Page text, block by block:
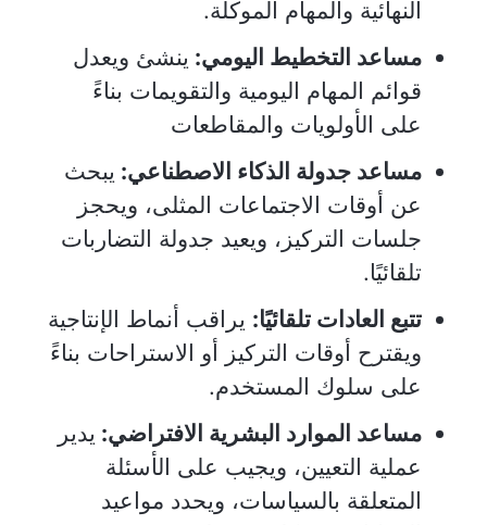
النهائية والمهام الموكلة.
مساعد التخطيط اليومي: ينشئ ويعدل
قوائم المهام اليومية والتقويمات بناءً
على الأولويات والمقاطعات
مساعد جدولة الذكاء الاصطناعي: يبحث
عن أوقات الاجتماعات المثلى، ويحجز
جلسات التركيز، ويعيد جدولة التضاربات
تلقائيًا.
تتبع العادات تلقائيًا: يراقب أنماط الإنتاجية
ويقترح أوقات التركيز أو الاستراحات بناءً
على سلوك المستخدم.
مساعد الموارد البشرية الافتراضي: يدير
عملية التعيين، ويجيب على الأسئلة
المتعلقة بالسياسات، ويحدد مواعيد